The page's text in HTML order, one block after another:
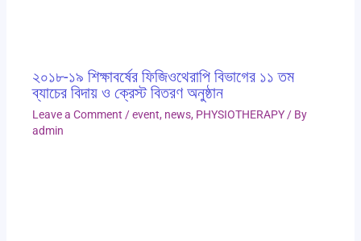
২০১৮-১৯ শিক্ষাবর্ষের ফিজিওথেরাপি বিভাগের ১১ তম
ব্যাচের বিদায় ও ক্রেস্ট বিতরণ অনুষ্ঠান
Leave a Comment /event, news, PHYSIOTHERAPY/ By
admin